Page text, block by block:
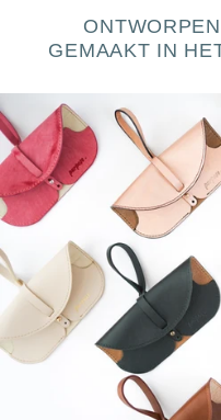
GEMAAKT IN